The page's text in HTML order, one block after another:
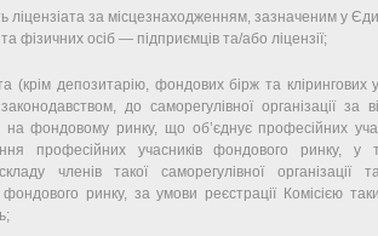
ліцензіата за місцезнаходженням, зазначеним у
фізичних осіб — підприємців та/або ліцензії;
(крім депозитарію, фондових бірж та клірингових
до саморегулівної організації за
на фондовому ринку, що об’єднує професійних
професійних учасників фондового ринку, у
членів такої саморегулівної організації
ринку, за умови реєстрації Комісією